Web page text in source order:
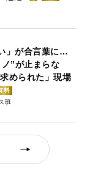
」が合言葉に…
”が止まらな
められた」現場
料
班